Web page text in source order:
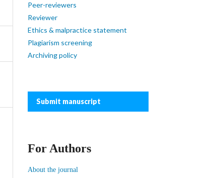
Peer-reviewers
Reviewer
Ethics & malpractice statement
Plagiarism screening
Archiving policy
Submit manuscript
For Authors
About the journal